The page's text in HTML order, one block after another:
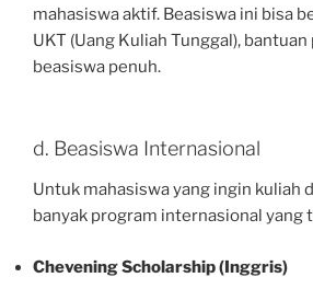
mahasiswa aktif. Beasiswa ini bisa
UKT (Uang Kuliah Tunggal),
beasiswa penuh.
d. Beasiswa Internasional
Untuk mahasiswa yang ingin kuliah
banyak program internasional yang
Chevening Scholarship (Inggris)